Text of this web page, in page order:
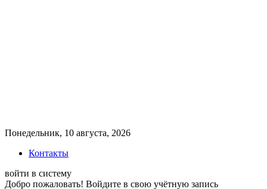
Понедельник, 10 августа, 2026
Контакты
войти в систему
Добро пожаловать! Войдите в свою учётную запись